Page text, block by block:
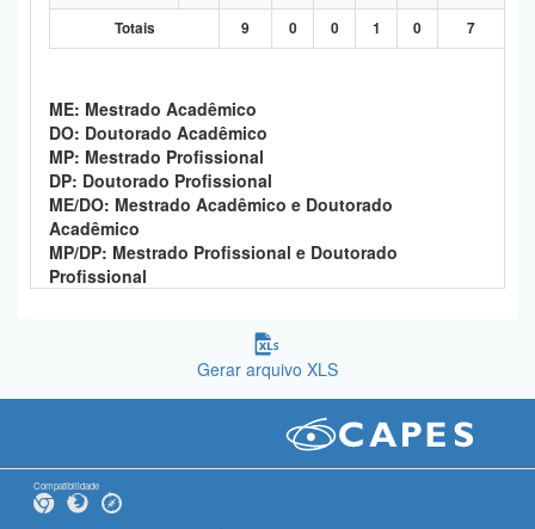
Totais 9 0 0 1 0 7
ME: Mestrado Acadêmico
DO: Doutorado Acadêmico
MP: Mestrado Profissional
DP: Doutorado Profissional
ME/DO: Mestrado Acadêmico e Doutorado
Acadêmico
MP/DP: Mestrado Profissional e Doutorado
Profissional
Gerar arquivo XLS
Compatibilidade